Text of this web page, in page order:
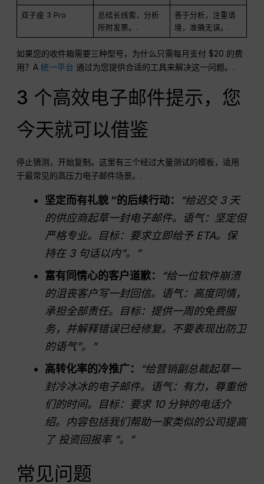
双子座 3 Pro
总结长线索，分析
所附发票。.
善于分析，注重语
境，准确无误。.
如果您的收件箱需要三种型号，为什么只需每月支付 $20 的费
用？A统一平台 通过为您提供合适的工具来解决这一问题。.
3 个高效电子邮件提示，您
今天就可以借鉴
停止猜测，开始复制。这里有三个经过大量测试的模板，适用
于最常见的高压力电子邮件场景。.
坚定而有礼貌 “的后续行动：
“给迟交 3 天
的供应商起草一封电子邮件。语气：坚定但
严格专业。目标：要求立即给予 ETA。保
持在 3 句话以内”。”
富有同情心的客户道歉：
“给一位软件崩溃
的沮丧客户写一封回信。语气：高度同情，
承担全部责任。目标：提供一周的免费服
务，并解释错误已经修复。不要表现出防卫
的语气”。”
高转化率的冷推广：
“给营销副总裁起草一
封冷冰冰的电子邮件。语气：有力，尊重他
们的时间。目标：要求 10 分钟的电话介
绍。内容包括我们帮助一家类似的公司提高
了 投资回报率”。”
常见问题